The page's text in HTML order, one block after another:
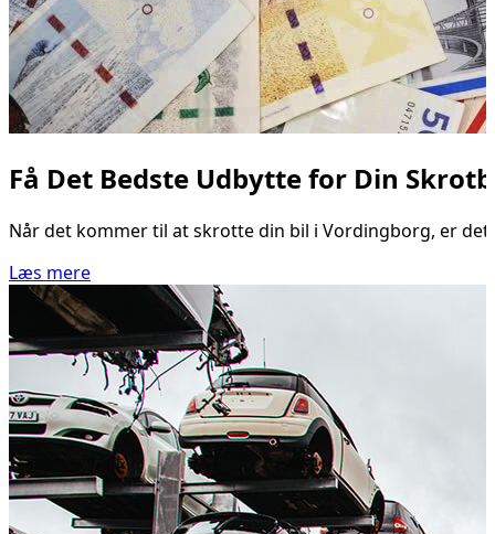
Få Det Bedste Udbytte for Din
Når det kommer til at skrotte din bil i Vordingborg, er
Læs mere